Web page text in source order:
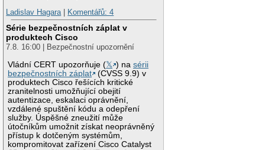
Ladislav Hagara| Komentářů: 4
Série bezpečnostních záplat v
produktech Cisco
7.8. 16:00 | Bezpečnostní upozornění
Vládní CERT upozorňuje (𝕏 ) nasérii
bezpečnostních záplat
(CVSS 9.9) v
produktech Cisco řešících kritické
zranitelnosti umožňující obejití
autentizace, eskalaci oprávnění,
vzdálené spuštění kódu a odepření
služby. Úspěšné zneužití může
útočníkům umožnit získat neoprávněný
přístup k dotčeným systémům,
kompromitovat zařízení Cisco Catalyst